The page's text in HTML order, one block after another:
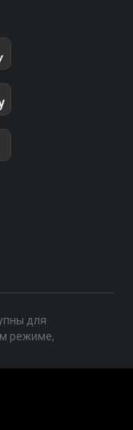
для
режиме,